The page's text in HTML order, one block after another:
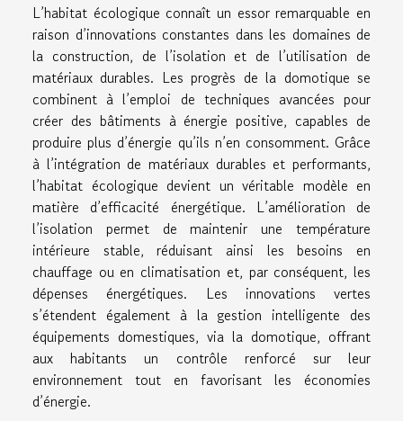
L’habitat écologique connaît un essor remarquable en
raison d’innovations constantes dans les domaines de
la construction, de l’isolation et de l’utilisation de
matériaux durables. Les progrès de la domotique se
combinent à l’emploi de techniques avancées pour
créer des bâtiments à énergie positive, capables de
produire plus d’énergie qu’ils n’en consomment. Grâce
à l’intégration de matériaux durables et performants,
l’habitat écologique devient un véritable modèle en
matière d’efficacité énergétique. L’amélioration de
l’isolation permet de maintenir une température
intérieure stable, réduisant ainsi les besoins en
chauffage ou en climatisation et, par conséquent, les
dépenses énergétiques. Les innovations vertes
s’étendent également à la gestion intelligente des
équipements domestiques, via la domotique, offrant
aux habitants un contrôle renforcé sur leur
environnement tout en favorisant les économies
d’énergie.